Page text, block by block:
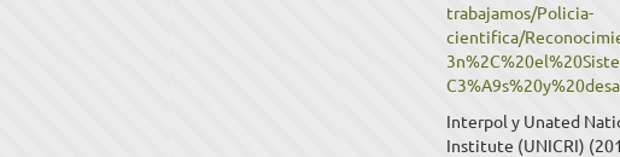
trabajamos/Policia-
cientifica/
Interpol y Unated
Institute (UNICRI)